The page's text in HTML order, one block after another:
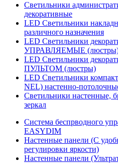
Светильники
декоративные
LED Cветильники
различного назначения
LED Светильники
УПРАВЛЯЕМЫЕ
LED Светильники
ПУЛЬТОМ (люстры)
LED Светильники
NEL) настенно-
Светильники настенные,
зеркал
Система беспрводного
EASYDIM
Настенные панели (С
регулировки яркости)
Настенные панели